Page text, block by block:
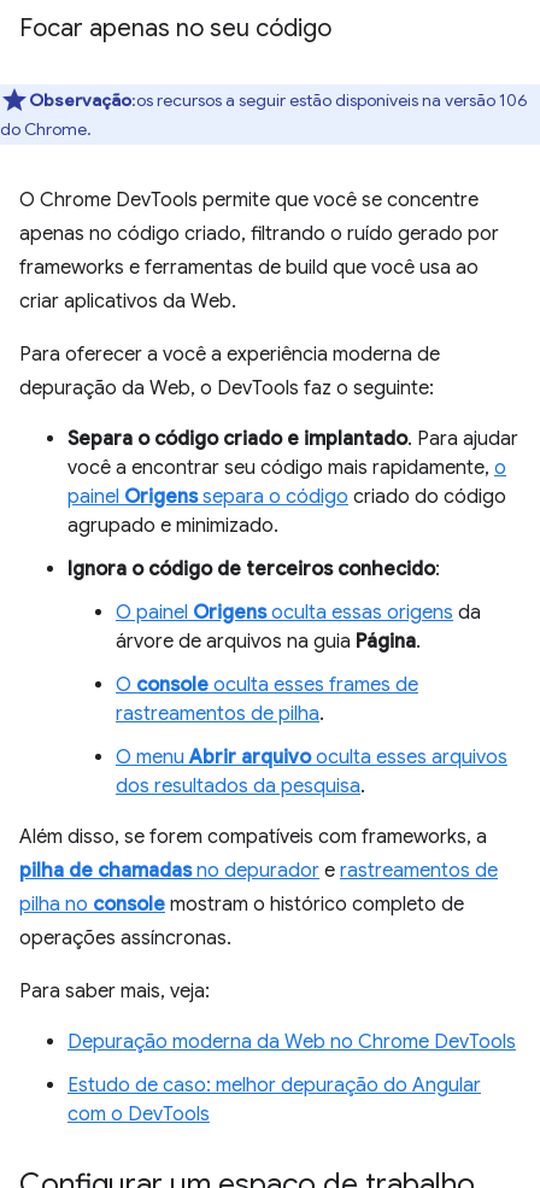
Focar apenas no seu código
Observação:os recursos a seguir estão disponíveis na versão 106
do Chrome.
O Chrome DevTools permite que você se concentre
apenas no código criado, filtrando o ruído gerado por
frameworks e ferramentas de build que você usa ao
criar aplicativos da Web.
Para oferecer a você a experiência moderna de
depuração da Web, o DevTools faz o seguinte:
Separa o código criado e implantado. Para ajudar
você a encontrar seu código mais rapidamente, o
painel Origenssepara o código criado do código
agrupado e minimizado.
Ignora o código de terceiros conhecido:
O painel Origensoculta essas origens da
árvore de arquivos na guia Página.
O console oculta esses frames de
rastreamentos de pilha.
O menuAbrir arquivooculta esses arquivos
dos resultados da pesquisa.
Além disso, se forem compatíveis com frameworks, a
pilha de chamadasno depurador e rastreamentos de
pilha no console mostram o histórico completo de
operações assíncronas.
Para saber mais, veja:
Depuração moderna da Web no Chrome DevTools
Estudo de caso: melhor depuração do Angular
com o DevTools